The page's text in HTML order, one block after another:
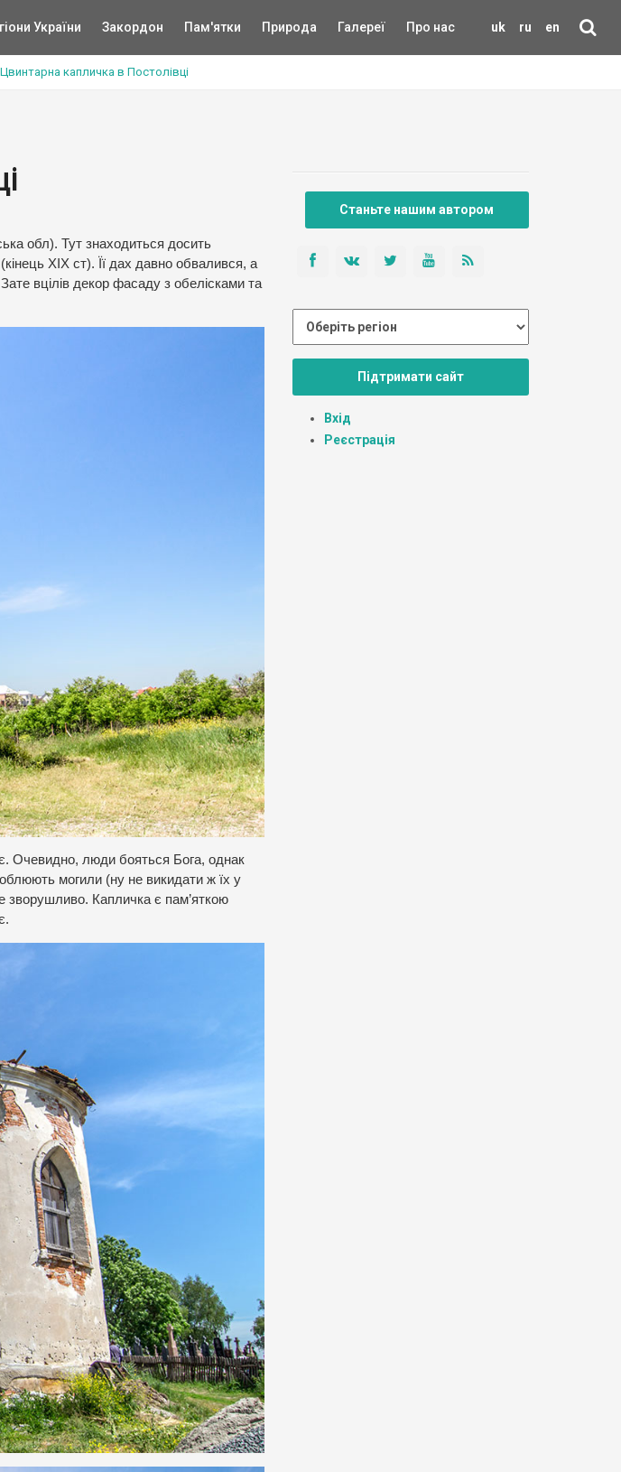
uk ru en
України Закордон Пам'ятки Природа Галереї Про нас
Цвинтарна капличка в Постолівці
обл). Тут знаходиться досить
XIX ст). Її дах давно обвалився, а
вцілів декор фасаду з обелісками та
Очевидно, люди бояться Бога, однак
могили (ну не викидати ж їх у
зворушливо. Капличка є пам’яткою
Станьте нашим автором
Підтримати сайт
Вхід
Реєстрація